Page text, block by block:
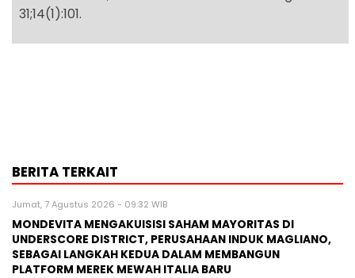
31;14(1):101.
BERITA TERKAIT
Jumat, 7 Agustus 2026 - 09:32 WIB
MONDEVITA MENGAKUISISI SAHAM MAYORITAS DI
UNDERSCORE DISTRICT, PERUSAHAAN INDUK MAGLIANO,
SEBAGAI LANGKAH KEDUA DALAM MEMBANGUN
PLATFORM MEREK MEWAH ITALIA BARU